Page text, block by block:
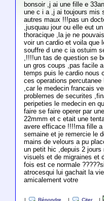
bonsoir ,j ai une fille e
une c i a ,j ai toujours mis
autres maux !!!pas un
,jusquau jour ou elle eut
thoracique ,la je ne
voir un cardio et voila que
souffre d une c ia ostuim
,!!!!un tas de question se
un gros coups ,pas facile
temps puis le cardio nous
ces operations
,car le medecin francais
problemes de securites
peripeties le medecin en
faire se faire operer par
22mmm et c etait une
avere efficace !!!!ma fille
semaine et je remercie le
mains de velours a pu
un petit hic ,depuis 2
visuels et de migraines et
fois est ce normale
atrocesqui lui gachait la
amicalement votre